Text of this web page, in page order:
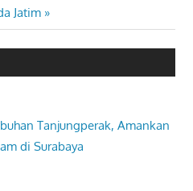
Jatim
Tanjungperak, Amankan
di Surabaya